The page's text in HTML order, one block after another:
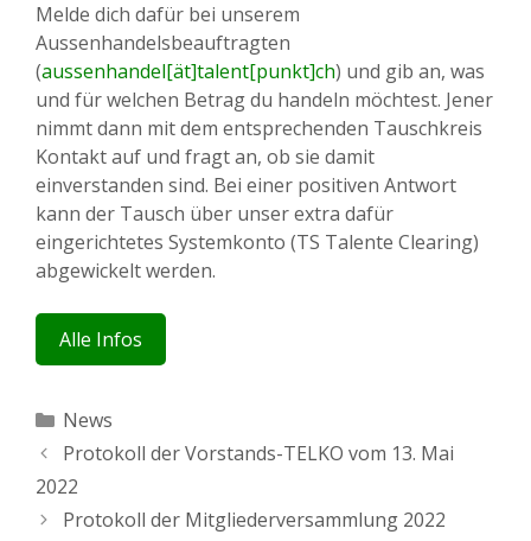
Melde dich dafür bei unserem
Aussenhandelsbeauftragten
(aussenhandel[ät]talent[punkt]ch) und gib an, was
und für welchen Betrag du handeln möchtest. Jener
nimmt dann mit dem entsprechenden Tauschkreis
Kontakt auf und fragt an, ob sie damit
einverstanden sind. Bei einer positiven Antwort
kann der Tausch über unser extra dafür
eingerichtetes Systemkonto (TS Talente Clearing)
abgewickelt werden.
Alle Infos
Kategorien
News
Protokoll der Vorstands-TELKO vom 13. Mai
2022
Protokoll der Mitgliederversammlung 2022